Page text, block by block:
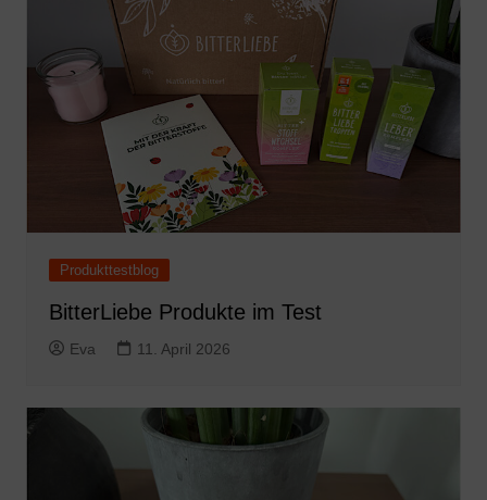
Produkttestblog
BitterLiebe Produkte im Test
Eva 11. April 2026